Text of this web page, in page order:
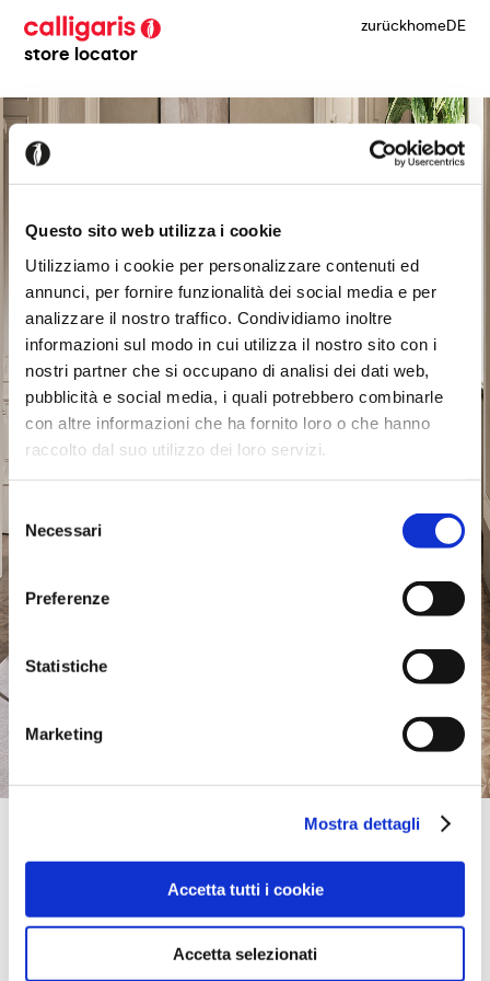
Questo sito web utilizza i cookie
Utilizziamo i cookie per personalizzare contenuti ed
annunci, per fornire funzionalità dei social media e per
analizzare il nostro traffico. Condividiamo inoltre
informazioni sul modo in cui utilizza il nostro sito con i
nostri partner che si occupano di analisi dei dati web,
pubblicità e social media, i quali potrebbero combinarle
con altre informazioni che ha fornito loro o che hanno
raccolto dal suo utilizzo dei loro servizi.
del
consenso
Necessari
Preferenze
Statistiche
Marketing
Mostra dettagli
Accetta tutti i cookie
Accetta selezionati
store locator
zurückhomeDE
38 NAYKI AV,
61000, KHARKIV, Ukraine
+380 067 574 12 16